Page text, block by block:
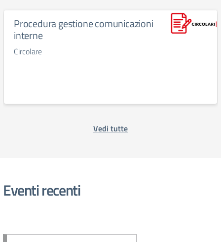
Procedura gestione comunicazioni
interne
Circolare
Vedi tutte
Eventi recenti